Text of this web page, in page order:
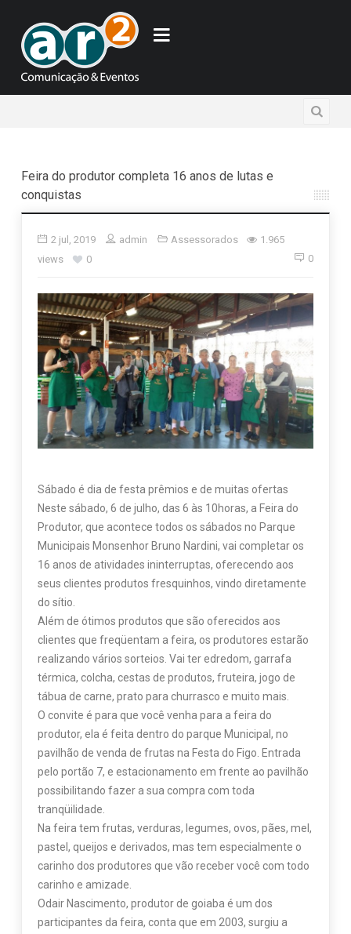
Feira do produtor completa 16 anos de lutas e
conquistas
2 jul, 2019 admin Assessorados
1.965
views
0 0
Sábado é dia de festa prêmios e de muitas ofertas
Neste sábado, 6 de julho, das 6 às 10horas, a Feira do
Produtor, que acontece todos os sábados no Parque
Municipais Monsenhor Bruno Nardini, vai completar os
16 anos de atividades ininterruptas, oferecendo aos
seus clientes produtos fresquinhos, vindo diretamente
do sítio.
Além de ótimos produtos que são oferecidos aos
clientes que freqüentam a feira, os produtores estarão
realizando vários sorteios. Vai ter edredom, garrafa
térmica, colcha, cestas de produtos, fruteira, jogo de
tábua de carne, prato para churrasco e muito mais.
O convite é para que você venha para a feira do
produtor, ela é feita dentro do parque Municipal, no
pavilhão de venda de frutas na Festa do Figo. Entrada
pelo portão 7, e estacionamento em frente ao pavilhão
possibilitando fazer a sua compra com toda
tranqüilidade.
Na feira tem frutas, verduras, legumes, ovos, pães, mel,
pastel, queijos e derivados, mas tem especialmente o
carinho dos produtores que vão receber você com todo
carinho e amizade.
Odair Nascimento, produtor de goiaba é um dos
participantes da feira, conta que em 2003, surgiu a